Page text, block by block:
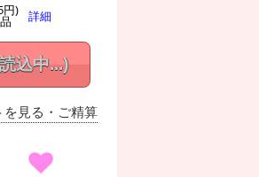
円) 詳細
込中...)
を見る ・ご精算